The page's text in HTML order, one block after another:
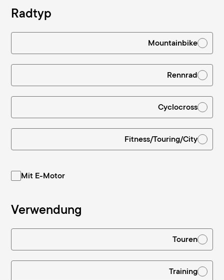
Radtyp
Mountainbike
Rennrad
Cyclocross
Fitness/Touring/City
Verwendung
Mit E-Motor
Verwendung
Touren
Training